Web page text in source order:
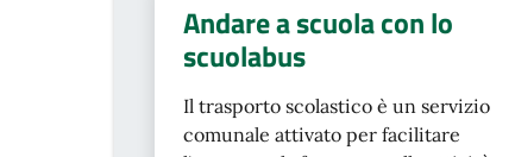
Andare a scuola con lo
scuolabus
Il trasporto scolastico è un servizio
comunale attivato per facilitare